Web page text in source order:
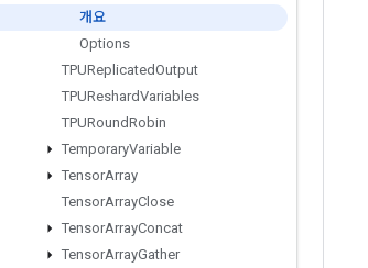
개요
Options
TPUReplicatedOutput
TPUReshardVariables
TPURoundRobin
TemporaryVariable
TensorArray
TensorArrayClose
TensorArrayConcat
TensorArrayGather